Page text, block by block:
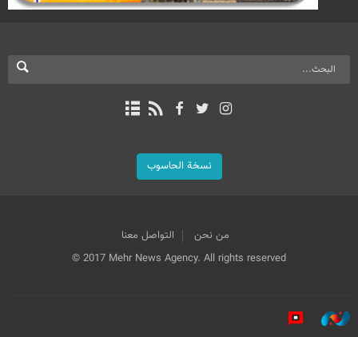
نسخة الحاسوب
من نحن
التواصل معنا
© 2017 Mehr News Agency. All rights reserved